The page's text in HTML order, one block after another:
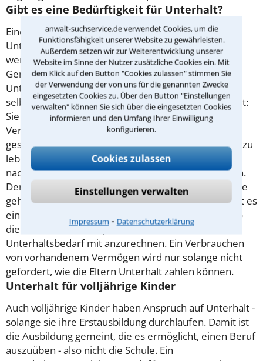
anwalt-suchservice.de verwendet Cookies, um die
Funktionsfähigkeit unserer Website zu gewährleisten.
Außerdem setzen wir zur Weiterentwicklung unserer
Website im Sinne der Nutzer zusätzliche Cookies ein. Mit
dem Klick auf den Button "Cookies zulassen" stimmen Sie
der Verwendung der von uns für die genannten Zwecke
eingesetzten Cookies zu. Über den Button "Einstellungen
verwalten" können Sie sich über die eingesetzten Cookies
informieren und den Umfang Ihrer Einwilligung
konfigurieren.
Cookies zulassen
Einstellungen verwalten
Impressum ⁃ Datenschutzerklärung
Gibt es eine Bedürftigkeit für Unterhalt?
Eine Grundvoraussetzung für den Unterhalt ist die
Unterhaltsbedürftigkeit. Das heißt: Geld gibt es nur,
wenn der Anspruchsteller dieses auch braucht.
Generell wird dabei auch geschaut, wieviel der
Unterhaltsbedürftige auf der hohen Kante hat oder
selbst erwirtschaftet. Bei minderjährigen Kindern gilt:
Sie sind nicht dazu verpflichtet, vorhandenes
Vermögen (etwa den Betrag auf dem von der Oma
geschenkten Sparkonto) zu verbrauchen, um davon zu
leben. Sie müssen auch keiner Erwerbstätigkeit
nachgehen, um ihren Lebensunterhalt zu bestreiten.
Denn Minderjährige sollen zunächst mal in die Schule
gehen und eine Ausbildung machen. Allerdeings gibt es
ein paar Ausnahmen: Einkünfte aus Vermögen - also
die Zinsen aus dem Sparkonto - sind beim
Unterhaltsbedarf mit anzurechnen. Ein Verbrauchen
von vorhandenem Vermögen wird nur solange nicht
gefordert, wie die Eltern Unterhalt zahlen können.
Unterhalt für volljährige Kinder
Auch volljährige Kinder haben Anspruch auf Unterhalt -
solange sie ihre Erstausbildung durchlaufen. Damit ist
die Ausbildung gemeint, die es ermöglicht, einen Beruf
auszuüben - also nicht die Schule. Ein